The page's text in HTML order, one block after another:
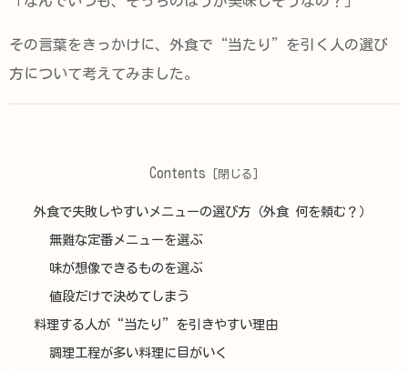
その言葉をきっかけに、外食で“当たり”を引く人の選び
方について考えてみました。
Contents
外食で失敗しやすいメニューの選び方（外食 何を頼む？）
無難な定番メニューを選ぶ
味が想像できるものを選ぶ
値段だけで決めてしまう
料理する人が“当たり”を引きやすい理由
調理工程が多い料理に目がいく